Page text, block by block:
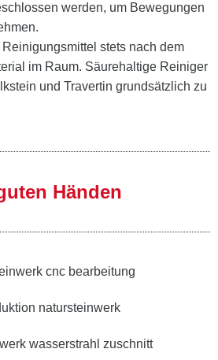
werden, um Bewegungen
stets nach dem
im Raum. Säurehaltige Reiniger
und Travertin grundsätzlich zu
Händen